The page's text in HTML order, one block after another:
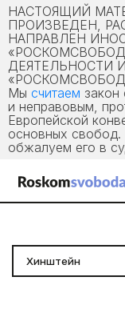
НАСТОЯЩИЙ
ПРОИЗВЕДЕН,
НАПРАВЛЕН
ДЕЯТЕЛЬНОСТИ
Мы считаем закон
и неправовым,
Европейской
основных
обжалуем его в